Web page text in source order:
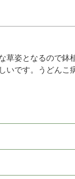
姿となるので鉢
です。うどんこ